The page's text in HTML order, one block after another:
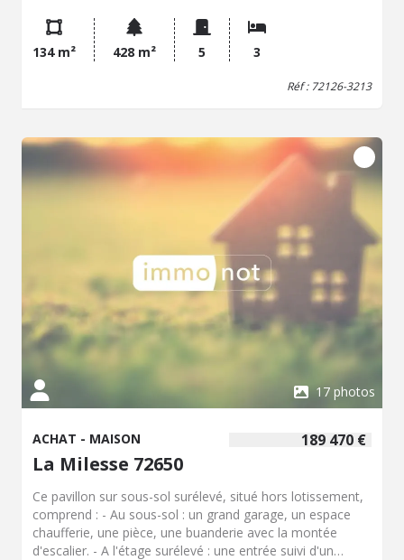
l'étage deux belles chambres, un vaste bureau pouvant
devenir une chambre , une salle de bains, un WC et une
terrasse. Une buanderie et un garage complète
134 m² 428 m² 5 3
Réf : 72126-3213
17 photos
189 470 €
ACHAT - MAISON
La Milesse 72650
Ce pavillon sur sous-sol surélevé, situé hors lotissement,
comprend : - Au sous-sol : un grand garage, un espace
chaufferie, une pièce, une buanderie avec la montée
d'escalier. - A l'étage surélevé : une entrée suivi d'un